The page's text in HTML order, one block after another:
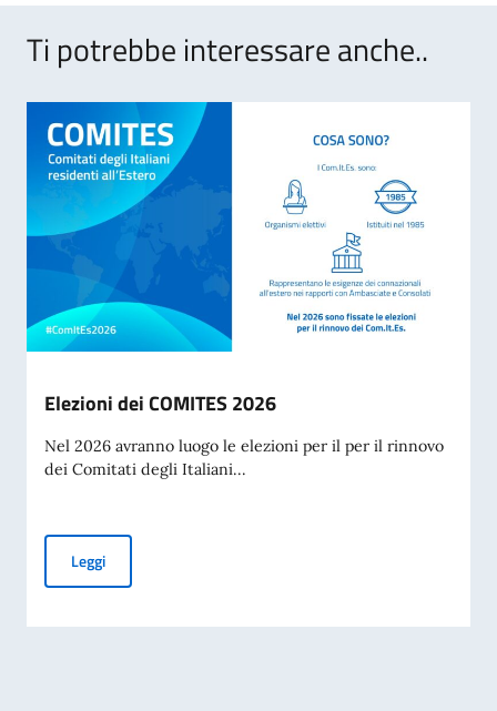
Ti potrebbe interessare anche..
Elezioni dei COMITES 2026
Nel 2026 avranno luogo le elezioni per il per il rinnovo
dei Comitati degli Italiani...
LeggiElezioni dei COMITES 2026